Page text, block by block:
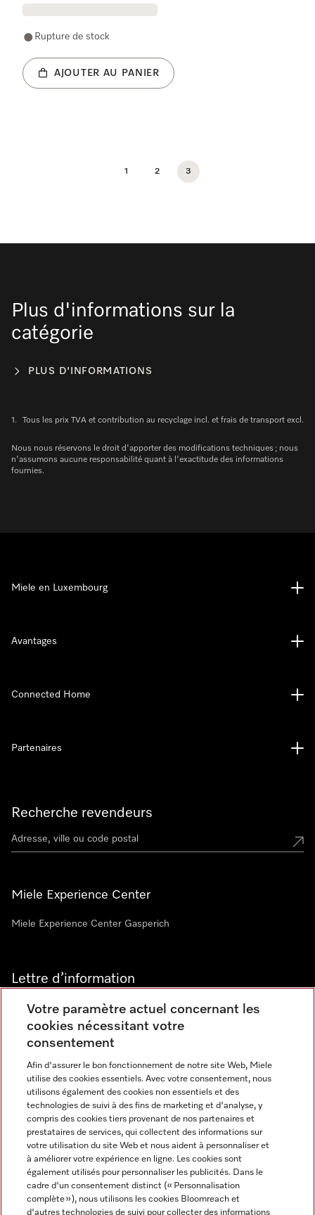
Rupture de stock
AJOUTER AU PANIER
1 2 3
Plus d'informations sur la
catégorie
PLUS D'INFORMATIONS
1. Tous les prix TVA et contribution au recyclage incl. et frais de transport excl.
Nous nous réservons le droit d'apporter des modifications techniques ; nous
n'assumons aucune responsabilité quant à l'exactitude des informations
fournies.
Recherche revendeurs
Miele Experience Center
Miele Experience Center Gasperich
Lettre d’information
Langue
FRANCAIS
Miele en Luxembourg
Avantages
Connected Home
Partenaires
Miele sur Instagram
Miele sur Youtube
Votre paramètre actuel concernant les
cookies nécessitant votre
consentement
Afin d'assurer le bon fonctionnement de notre site Web, Miele
utilise des cookies essentiels. Avec votre consentement, nous
utilisons également des cookies non essentiels et des
technologies de suivi à des fins de marketing et d'analyse, y
compris des cookies tiers provenant de nos partenaires et
prestataires de services, qui collectent des informations sur
votre utilisation du site Web et nous aident à personnaliser et
à améliorer votre expérience en ligne. Les cookies sont
également utilisés pour personnaliser les publicités. Dans le
cadre d'un consentement distinct (« Personnalisation
complète »), nous utilisons les cookies Bloomreach et
d'autres technologies de suivi pour collecter des informations